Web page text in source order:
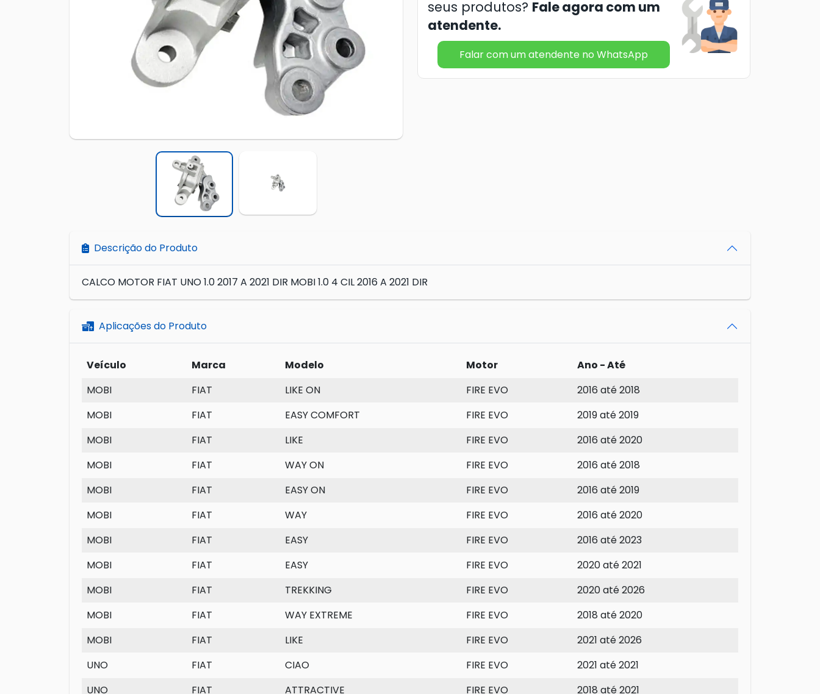
seus produtos? Fale agora com um
atendente.
Falar com um atendente no WhatsApp
Descrição do Produto
CALCO MOTOR FIAT UNO 1.0 2017 A 2021 DIR MOBI 1.0 4 CIL 2016 A 2021 DIR
Aplicações do Produto
Veículo Marca Modelo Motor
Ano - Até
MOBI
FIAT LIKE ON FIRE EVO
2016 até 2018
MOBI
FIAT EASY COMFORT FIRE EVO
2019 até 2019
MOBI
FIAT LIKE FIRE EVO
2016 até 2020
MOBI
FIAT WAY ON FIRE EVO
2016 até 2018
MOBI
FIAT EASY ON FIRE EVO
2016 até 2019
MOBI
FIAT WAY FIRE EVO
2016 até 2020
MOBI
FIAT EASY FIRE EVO
2016 até 2023
MOBI
FIAT EASY FIRE EVO
2020 até 2021
MOBI
FIAT TREKKING FIRE EVO
2020 até 2026
MOBI
FIAT WAY EXTREME FIRE EVO
2018 até 2020
MOBI
FIAT LIKE FIRE EVO
2021 até 2026
UNO
FIAT CIAO FIRE EVO
2021 até 2021
UNO
FIAT ATTRACTIVE FIRE EVO 2018 até 2021